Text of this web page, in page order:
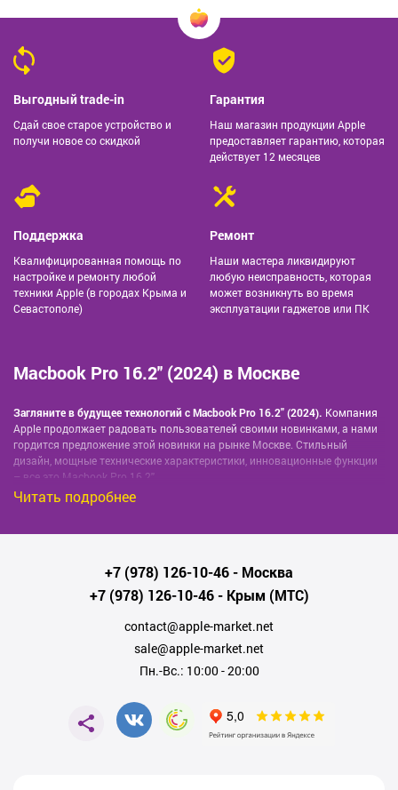
Выгодный trade-in
Сдай свое старое устройство и
получи новое со скидкой
Гарантия
Наш магазин продукции Apple
предоставляет гарантию, которая
действует 12 месяцев
Поддержка
Квалифицированная помощь по
настройке и ремонту любой
техники Apple (в городах Крыма и
Севастополе)
Ремонт
Наши мастера ликвидируют
любую неисправность, которая
может возникнуть во время
эксплуатации гаджетов или ПК
Macbook Pro 16.2'' (2024) в Москве
Загляните в будущее технологий с Macbook Pro 16.2'' (2024). Компания
Apple продолжает радовать пользователей своими новинками, а нами
гордится предложение этой новинки на рынке Москве. Стильный
дизайн, мощные технические характеристики, инновационные функции
– все это Macbook Pro 16.2''.
Этот ноутбук имеет современный дисплей на 16.2 дюйма с технологией
производительность, которая позволяет выполнять любые задачи
профессиональных дизайнеров и монтажеров, так и для студентов или
Купите Macbook Pro 16.2'' (2024) в Москве и ощутите полное погружение
в цифровой мир Apple!
Для заказа или получения более подробной информации, пожалуйста,
Читать подробнее
+7 (978) 126-10-46- Москва
+7 (978) 126-10-46- Крым (МТС)
contact@apple-market.net
sale@apple-market.net
Пн.-Вс.: 10:00 - 20:00